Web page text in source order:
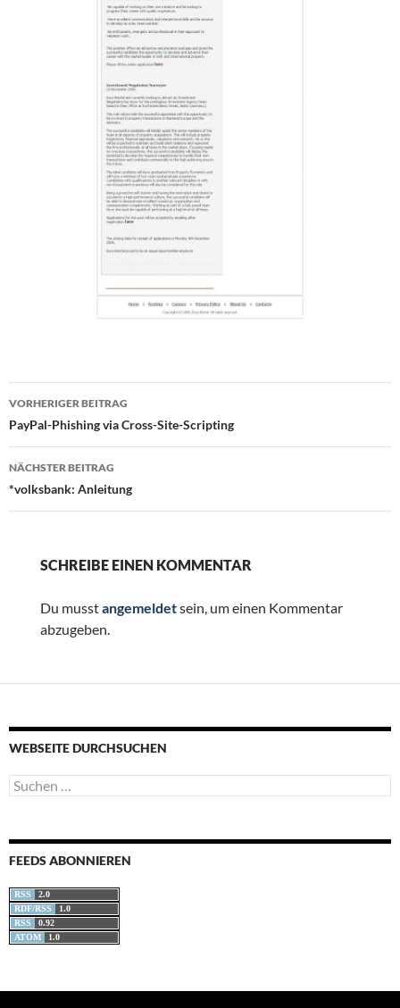
Beitragsnavigation
VORHERIGER BEITRAG
PayPal-Phishing via Cross-Site-Scripting
NÄCHSTER BEITRAG
*volksbank: Anleitung
SCHREIBE EINEN KOMMENTAR
Du musstangemeldetsein, um einen Kommentar
abzugeben.
WEBSEITE DURCHSUCHEN
Suchen
nach:
FEEDS ABONNIEREN
RSS
2.0
RDF/RSS
1.0
RSS
0.92
ATOM
1.0